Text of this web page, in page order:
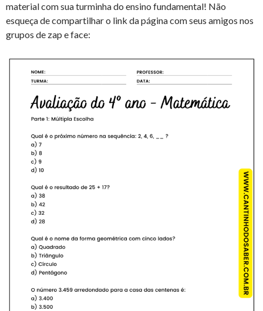
material com sua turminha do ensino fundamental! Não
esqueça de compartilhar o link da página com seus amigos nos
grupos de zap e face: